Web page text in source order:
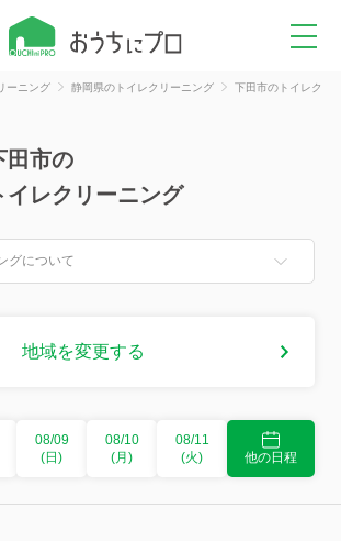
ーニング 静岡県のトイレクリーニング
下田市のトイレク
田市の
イレクリーニング
グについて
地域を変更する
08/09
(日)
08/10
(月)
08/11
(火)
他の日程